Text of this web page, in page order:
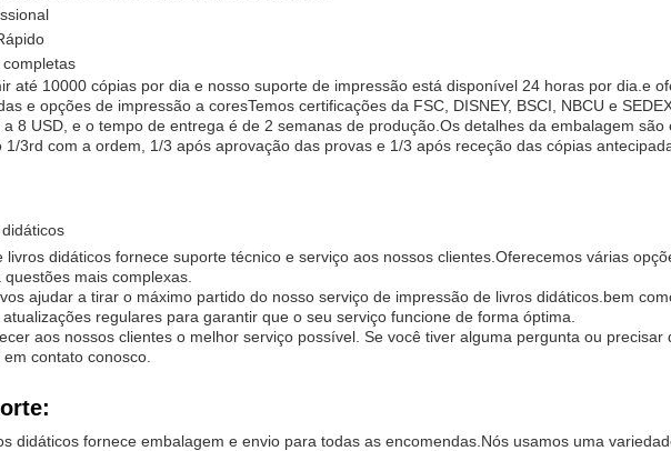
até 10000 cópias por dia e nosso suporte de impressão está disponível 24 horas por dia.e
e opções de impressão a coresTemos certificações da FSC, DISNEY, BSCI, NBCU e
8 USD, e o tempo de entrega é de 2 semanas de produção.Os detalhes da embalagem
3rd com a ordem, 1/3 após aprovação das provas e 1/3 após receção das cópias
livros didáticos fornece suporte técnico e serviço aos nossos clientes.Oferecemos várias
mais complexas.
ajudar a tirar o máximo partido do nosso serviço de impressão de livros didáticos.bem
regulares para garantir que o seu serviço funcione de forma óptima.
aos nossos clientes o melhor serviço possível. Se você tiver alguma pergunta ou
contato conosco.
didáticos fornece embalagem e envio para todas as encomendas.Nós usamos uma